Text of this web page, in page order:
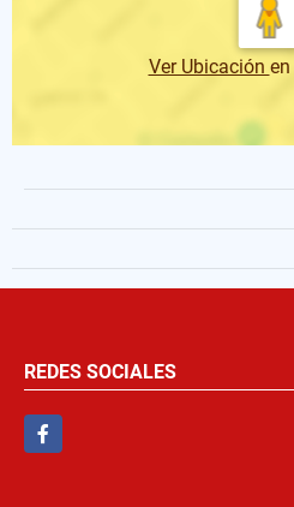
Ver Ubicación en
REDES SOCIALES
Facebook